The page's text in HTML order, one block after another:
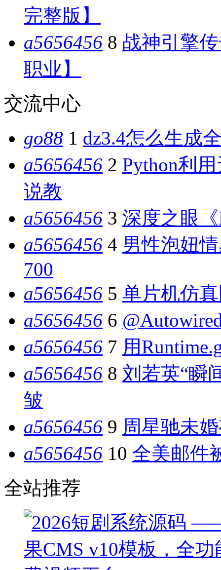
完整版】
a5656456 8 战神引擎
职业】
交流中心
go88 1 dz3.4怎么生成
a5656456 2 Python利
说教
a5656456 3 深度之眼
a5656456 4 男性泡妞
700
a5656456 5 单片机仿
a5656456 6
a5656456 7 用
a5656456 8 刘若英“瞬
皱
a5656456 9 周星驰未
a5656456 10 全美邮件
全站推荐